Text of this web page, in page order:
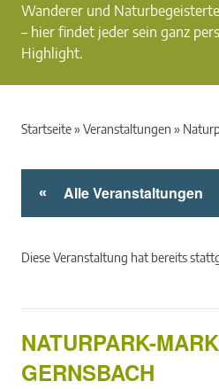
Wanderer und
– hier findet jeder sein ganz
Highlight.
Startseite» Veranstaltungen »
« Alle Veranstaltungen
Diese Veranstaltung hat bereits
NATURPARK-
GERNSBACH